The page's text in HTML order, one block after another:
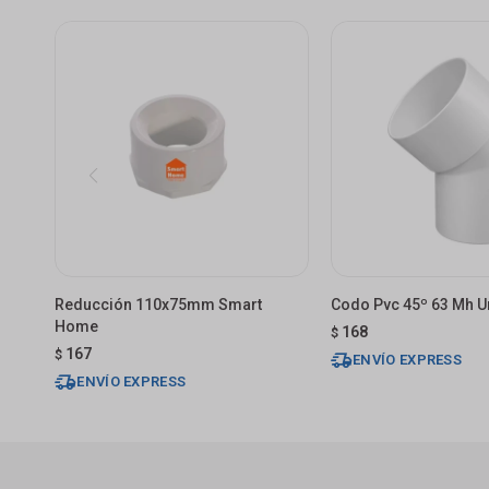
Reducción 110x75mm Smart
Home
$ 167
ENVÍO EXPRESS
Codo Pvc 45º 63 Mh
$ 168
ENVÍO EXPRESS